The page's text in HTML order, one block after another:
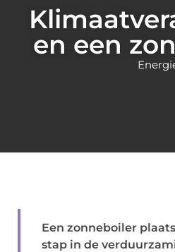
en een
Een zonneboiler
stap in de